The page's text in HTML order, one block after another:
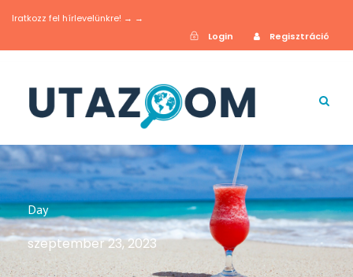
Iratkozz fel hírlevelünkre! → →
Login
Regisztráció
Day
szeptember 23, 2023